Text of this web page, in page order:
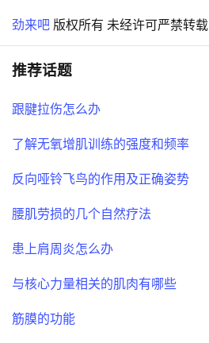
劲来吧 版权所有 未经许可严禁转载
推荐话题
跟腱拉伤怎么办
了解无氧增肌训练的强度和频率
反向哑铃飞鸟的作用及正确姿势
腰肌劳损的几个自然疗法
患上肩周炎怎么办
与核心力量相关的肌肉有哪些
筋膜的功能